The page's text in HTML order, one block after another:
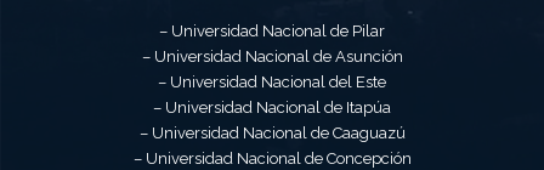
– Universidad Nacional de Pilar
– Universidad Nacional de Asunción
– Universidad Nacional del Este
– Universidad Nacional de Itapúa
– Universidad Nacional de Caaguazú
– Universidad Nacional de Concepción